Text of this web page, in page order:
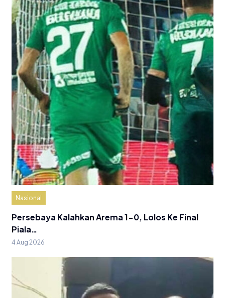
Nasional
Persebaya Kalahkan Arema 1-0, Lolos Ke Final
Piala…
4 Aug 2026